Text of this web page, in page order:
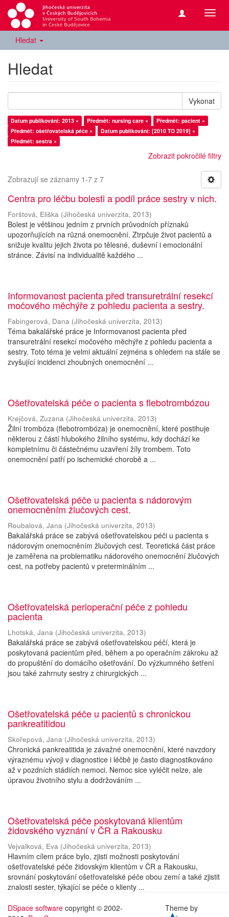
Hledat
Hledat
Vykonat
Datum publikování: 2013 × Předmět: nursing care ×
Předmět: pacient ×
Předmět: ošetřovatelská péče ×
Datum publikování: [2010 TO 2019] ×
Předmět: sestra ×
Zobrazit pokročilé filtry
Zobrazují se záznamy 1-7 z 7
Centra pro léčbu bolesti a podíl práce sestry v nich.
Forštová, Eliška (Jihočeská univerzita, 2013)
Bolest je většinou jedním z prvních průvodních příznaků
upozorňujících na různá onemocnění. Ztrpčuje život pacientů a
snižuje kvalitu jejich života po tělesné, duševní i emocionální
stránce. Závisí na individualitě každého ...
Informovanost pacienta před transuretrální resekcí
močového měchýře z pohledu pacienta a sestry.
Fabingerová, Dana (Jihočeská univerzita, 2013)
Téma bakalářské práce je Informovanost pacienta před
transuretrální resekcí močového měchýře z pohledu pacienta a
sestry. Toto téma je velmi aktuální zejména s ohledem na stále se
zvyšující incidenci zhoubných onemocnění ...
Ošetřovatelská péče o pacienta s flebotrombózou
Krejčová, Zuzana (Jihočeská univerzita, 2013)
Žilní trombóza (flebotrombóza) je onemocnění, které postihuje
některou z částí hlubokého žilního systému, kdy dochází ke
kompletnímu či částečnému uzavření žíly trombem. Toto
onemocnění patří po ischemické chorobě a ...
Ošetřovatelská péče u pacienta s nádorovým
onemocněním žlučových cest.
Roubalová, Jana (Jihočeská univerzita, 2013)
Bakalářská práce se zabývá ošetřovatelskou péči u pacienta s
nádorovým onemocněním žlučových cest. Teoretická část práce
je zaměřena na problematiku nádorového onemocnění žlučových
cest, na potřeby pacientů v preterminálním ...
Ošetřovatelská perioperační péče z pohledu
pacienta
Lhotská, Jana (Jihočeská univerzita, 2013)
Bakalářská práce se zabývá ošetřovatelskou péčí, která je
poskytovaná pacientům před, během a po operačním zákroku až
do propuštění do domácího ošetřování. Do výzkumného šetření
jsou také zahrnuty sestry z chirurgických ...
Ošetřovatelská péče u pacientů s chronickou
pankreatitidou
Skořepová, Jana (Jihočeská univerzita, 2013)
Chronická pankreatitida je závažné onemocnění, které navzdory
výraznému vývoji v diagnostice i léčbě je často diagnostikováno
až v pozdních stádiích nemoci. Nemoc sice vyléčit nelze, ale
úpravou životního stylu a dodržováním ...
Ošetřovatelská péče poskytovaná klientům
židovského vyznání v ČR a Rakousku
Vejvalková, Eva (Jihočeská univerzita, 2013)
Hlavním cílem práce bylo, zjisti možnosti poskytování
ošetřovatelské péče židovským klientům v ČR a Rakousku,
srovnání poskytování ošetřovatelské péče obou zemí a také zjistit
znalosti sester, týkající se péče o klienty ...
DSpace software copyright © 2002-
Theme by